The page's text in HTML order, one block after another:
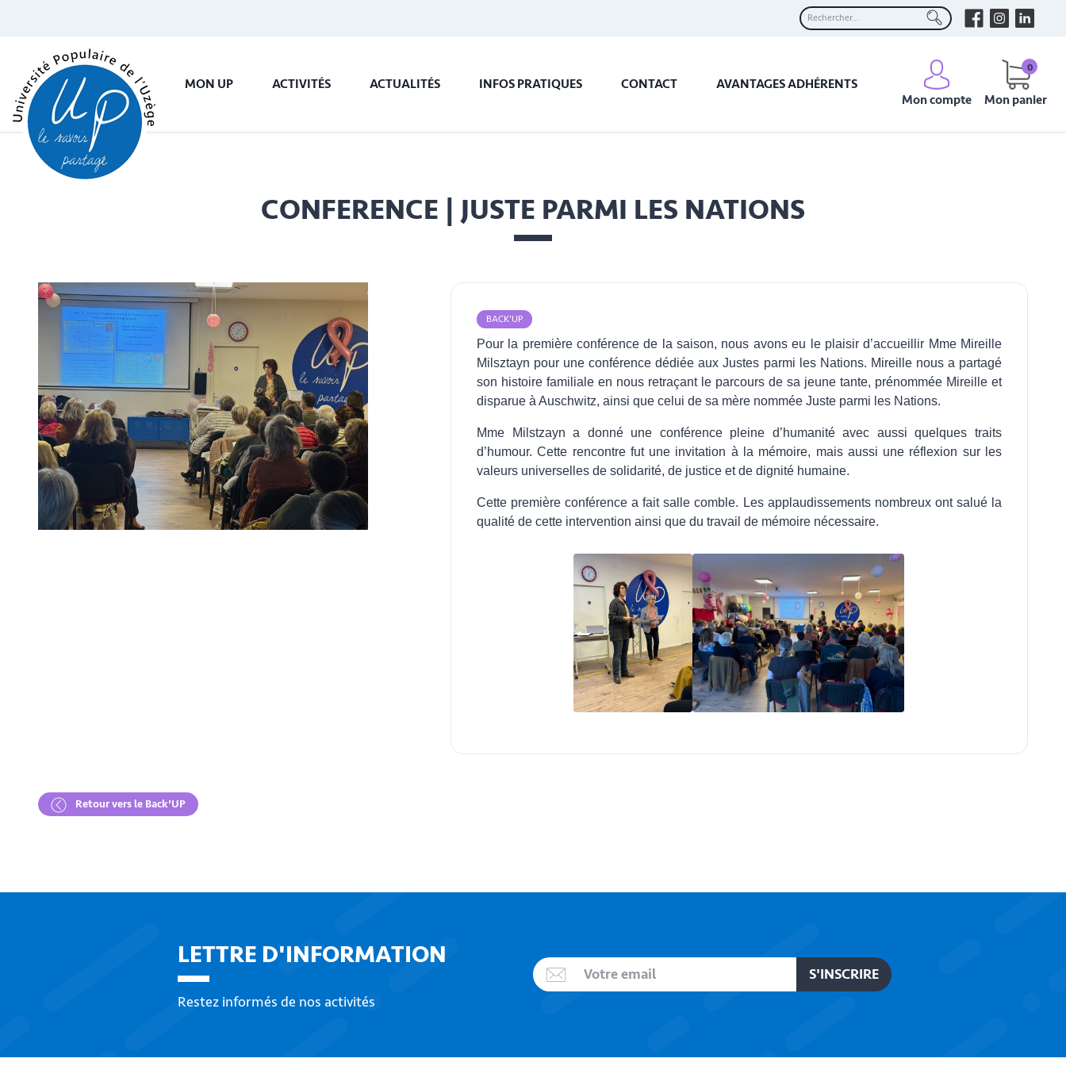
MON UP ACTIVITÉS ACTUALITÉS INFOS PRATIQUES CONTACT
AVANTAGES ADHÉRENTS
Mon compte
Mon panier
0
CONFERENCE | JUSTE PARMI LES NATIONS
BACK'UP
Pour la première conférence de la saison, nous avons eu le plaisir d’accueillir Mme Mireille
Milsztayn pour une conférence dédiée aux Justes parmi les Nations. Mireille nous a partagé
son histoire familiale en nous retraçant le parcours de sa jeune tante, prénommée Mireille et
disparue à Auschwitz, ainsi que celui de sa mère nommée Juste parmi les Nations.
Mme Milstzayn a donné une conférence pleine d’humanité avec aussi quelques traits
d’humour. Cette rencontre fut une invitation à la mémoire, mais aussi une réflexion sur les
valeurs universelles de solidarité, de justice et de dignité humaine.
Cette première conférence a fait salle comble. Les applaudissements nombreux ont salué la
qualité de cette intervention ainsi que du travail de mémoire nécessaire.
Retour vers le Back'UP
LETTRE D'INFORMATION
Restez informés de nos activités